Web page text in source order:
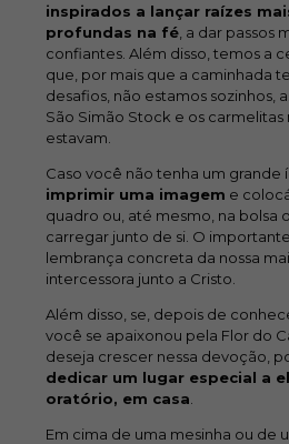
inspirados a lançar raízes
profundas na fé , a dar passos
confiantes. Além disso, temos a
que, por mais que a caminhada
desafios, não estamos sozinhos,
São Simão Stock e os carmelitas
estavam.
Caso você não tenha um grande
imprimir uma imagem e
quadro ou, até mesmo, na bolsa
carregar junto de si. O
lembrança concreta da nossa
intercessora junto a Cristo.
Além disso, se, depois de
você se apaixonou pela Flor do
deseja crescer nessa devoção,
dedicar um lugar especial a
oratório, em casa
Em cima de uma mesinha ou de